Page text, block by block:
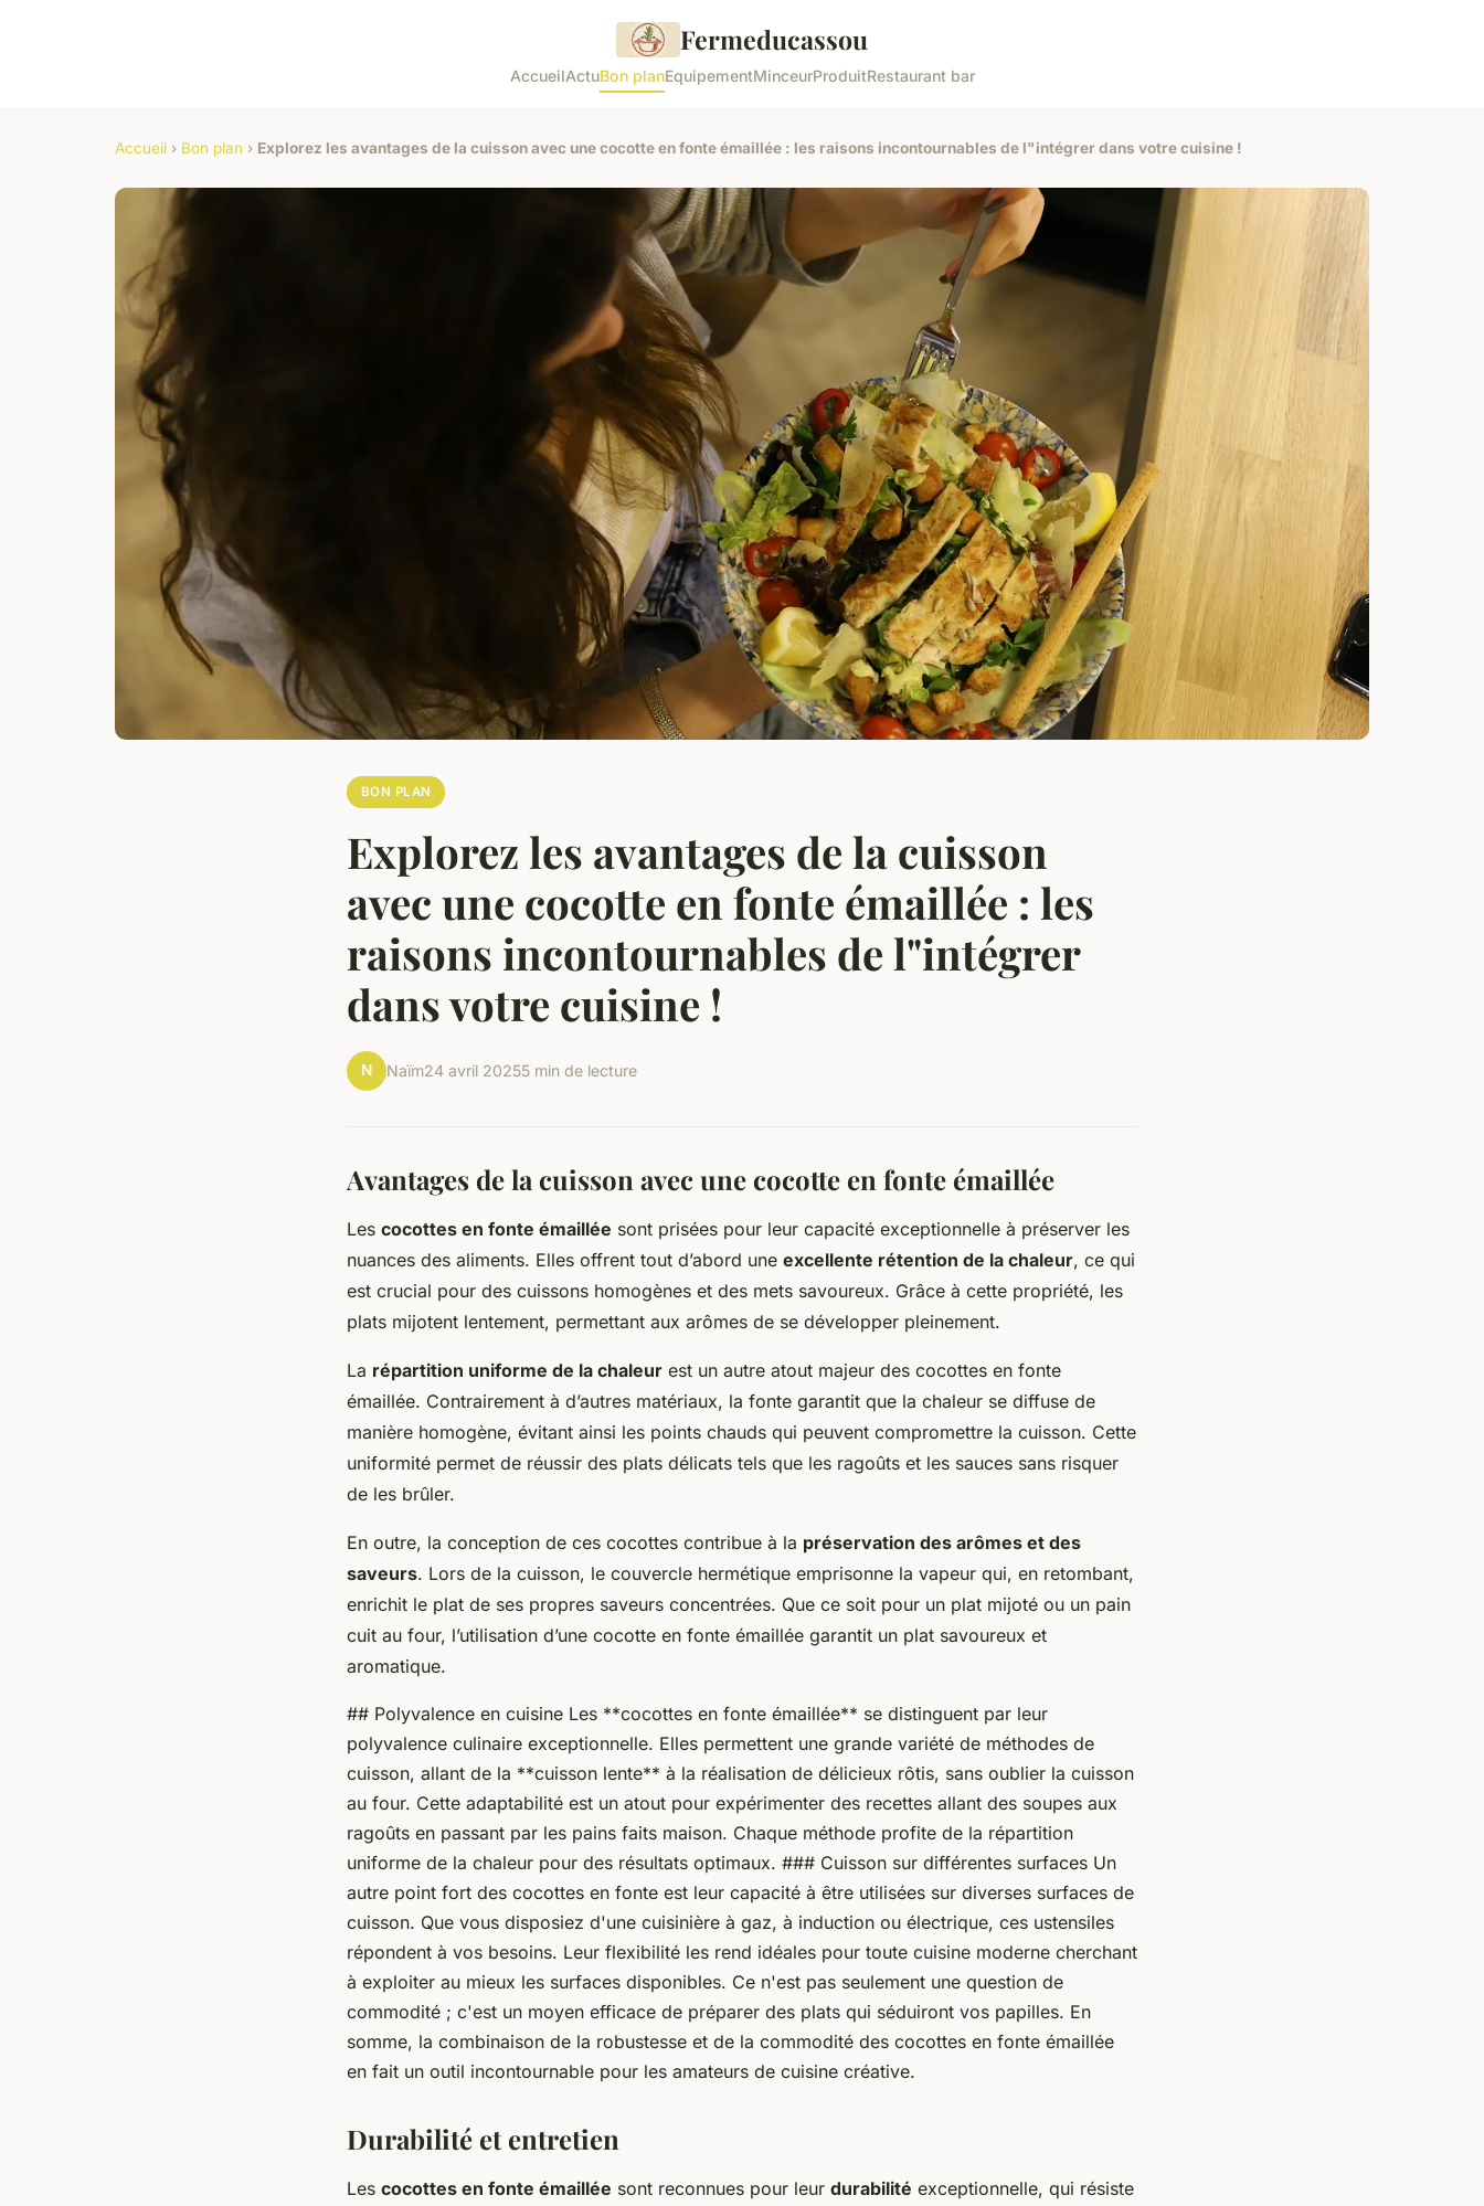
Fermeducassou
AccueilActuBon planEquipementMinceurProduitRestaurant bar
Accueil › Bon plan › Explorez les avantages de la cuisson avec une cocotte en fonte émaillée : les raisons incontournables de l"intégrer dans votre cuisine !
BON PLAN
Explorez les avantages de la cuisson
avec une cocotte en fonte émaillée : les
raisons incontournables de l"intégrer
dans votre cuisine !
N Naïm24 avril 20255 min de lecture
Avantages de la cuisson avec une cocotte en fonte émaillée
Les cocottes en fonte émaillée sont prisées pour leur capacité exceptionnelle à préserver les
nuances des aliments. Elles offrent tout d’abord une excellente rétention de la chaleur, ce qui
est crucial pour des cuissons homogènes et des mets savoureux. Grâce à cette propriété, les
plats mijotent lentement, permettant aux arômes de se développer pleinement.
La répartition uniforme de la chaleur est un autre atout majeur des cocottes en fonte
émaillée. Contrairement à d’autres matériaux, la fonte garantit que la chaleur se diffuse de
manière homogène, évitant ainsi les points chauds qui peuvent compromettre la cuisson. Cette
uniformité permet de réussir des plats délicats tels que les ragoûts et les sauces sans risquer
de les brûler.
En outre, la conception de ces cocottes contribue à la préservation des arômes et des
saveurs. Lors de la cuisson, le couvercle hermétique emprisonne la vapeur qui, en retombant,
enrichit le plat de ses propres saveurs concentrées. Que ce soit pour un plat mijoté ou un pain
cuit au four, l’utilisation d’une cocotte en fonte émaillée garantit un plat savoureux et
aromatique.
## Polyvalence en cuisine Les **cocottes en fonte émaillée** se distinguent par leur
polyvalence culinaire exceptionnelle. Elles permettent une grande variété de méthodes de
cuisson, allant de la **cuisson lente** à la réalisation de délicieux rôtis, sans oublier la cuisson
au four. Cette adaptabilité est un atout pour expérimenter des recettes allant des soupes aux
ragoûts en passant par les pains faits maison. Chaque méthode profite de la répartition
uniforme de la chaleur pour des résultats optimaux. ### Cuisson sur différentes surfaces Un
autre point fort des cocottes en fonte est leur capacité à être utilisées sur diverses surfaces de
cuisson. Que vous disposiez d'une cuisinière à gaz, à induction ou électrique, ces ustensiles
répondent à vos besoins. Leur flexibilité les rend idéales pour toute cuisine moderne cherchant
à exploiter au mieux les surfaces disponibles. Ce n'est pas seulement une question de
commodité ; c'est un moyen efficace de préparer des plats qui séduiront vos papilles. En
somme, la combinaison de la robustesse et de la commodité des cocottes en fonte émaillée
en fait un outil incontournable pour les amateurs de cuisine créative.
Durabilité et entretien
Les cocottes en fonte émaillée sont reconnues pour leur durabilité exceptionnelle, qui résiste